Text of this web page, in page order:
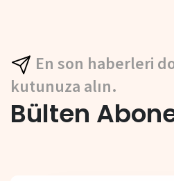
En son haberleri
kutunuza alın.
Bülten